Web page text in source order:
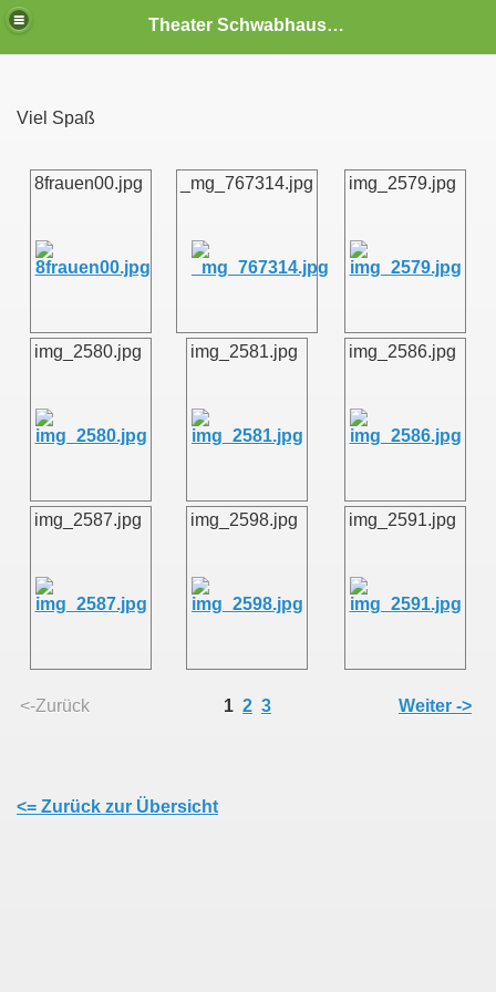
Theater Schwabhausen
Viel Spaß
8frauen00.jpg _mg_767314.jpg img_2579.jpg
img_2580.jpg img_2581.jpg img_2586.jpg
img_2587.jpg img_2598.jpg img_2591.jpg
<-Zurück 1 2 3 Weiter ->
<= Zurück zur Übersicht